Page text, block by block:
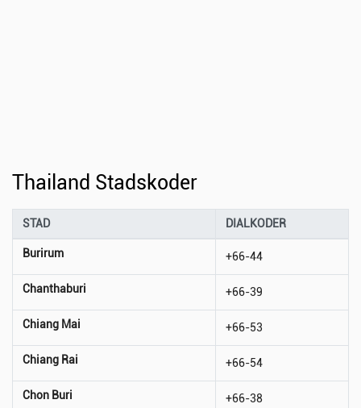
Thailand Stadskoder
STAD DIALKODER
Burirum +66-44
Chanthaburi +66-39
Chiang Mai +66-53
Chiang Rai +66-54
Chon Buri +66-38